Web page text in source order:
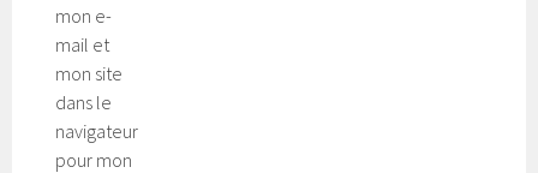
mon e-
mail et
mon site
dans le
navigateur
pour mon